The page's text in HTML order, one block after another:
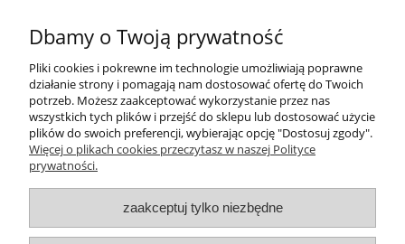
Pomoc
Moje konto
Informacje
Dbamy o Twoją prywatność
Pliki cookies i pokrewne im technologie umożliwiają poprawne
działanie strony i pomagają nam dostosować ofertę do Twoich
potrzeb. Możesz zaakceptować wykorzystanie przez nas
wszystkich tych plików i przejść do sklepu lub dostosować użycie
plików do swoich preferencji, wybierając opcję "Dostosuj zgody".
Więcej o plikach cookies przeczytasz w naszej Polityce
prywatności.
zaakceptuj tylko niezbędne